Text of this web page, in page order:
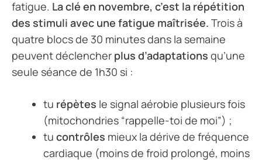
fatigue. La clé en novembre, c’est la répétition
des stimuli avec une fatigue maîtrisée. Trois à
quatre blocs de 30 minutes dans la semaine
peuvent déclencher plus d’adaptations qu’une
seule séance de 1h30 si :
tu répètes le signal aérobie plusieurs fois
(mitochondries “rappelle-toi de moi”) ;
tu contrôles mieux la dérive de fréquence
cardiaque (moins de froid prolongé, moins